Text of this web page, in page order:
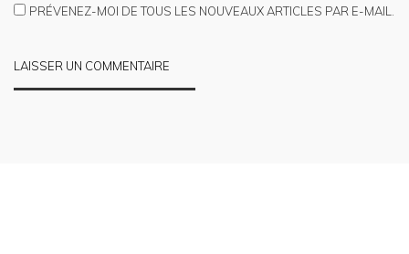
PRÉVENEZ-MOI DE TOUS LES NOUVEAUX ARTICLES PAR E-MAIL.